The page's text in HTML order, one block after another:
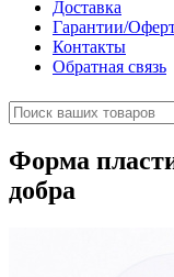
Доставка
Гарантии/
Контакты
Обратная связь
Форма
добра